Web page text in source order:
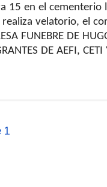
15 en el cementerio
realiza velatorio, el
FUNEBRE DE
DE AEFI,